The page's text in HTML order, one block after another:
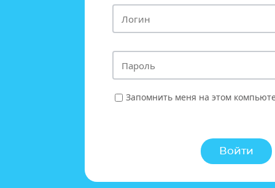
Запомнить меня на этом